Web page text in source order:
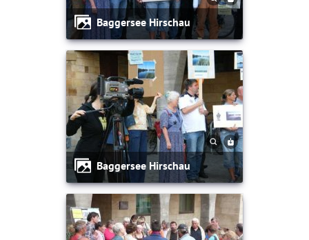
Baggersee Hirschau
Baggersee Hirschau